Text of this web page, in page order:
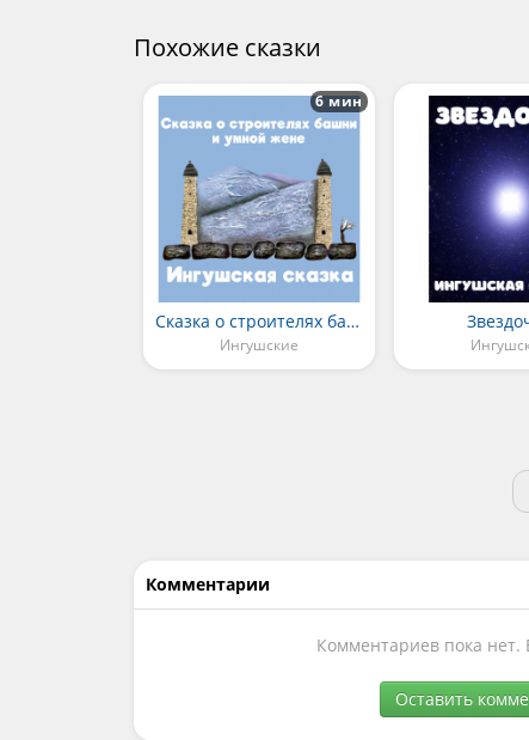
Похожие сказки
Сказка о строителях башни и умной жене
Ингушские
6 мин
Комментарии
Комментариев пока нет.
Оставить